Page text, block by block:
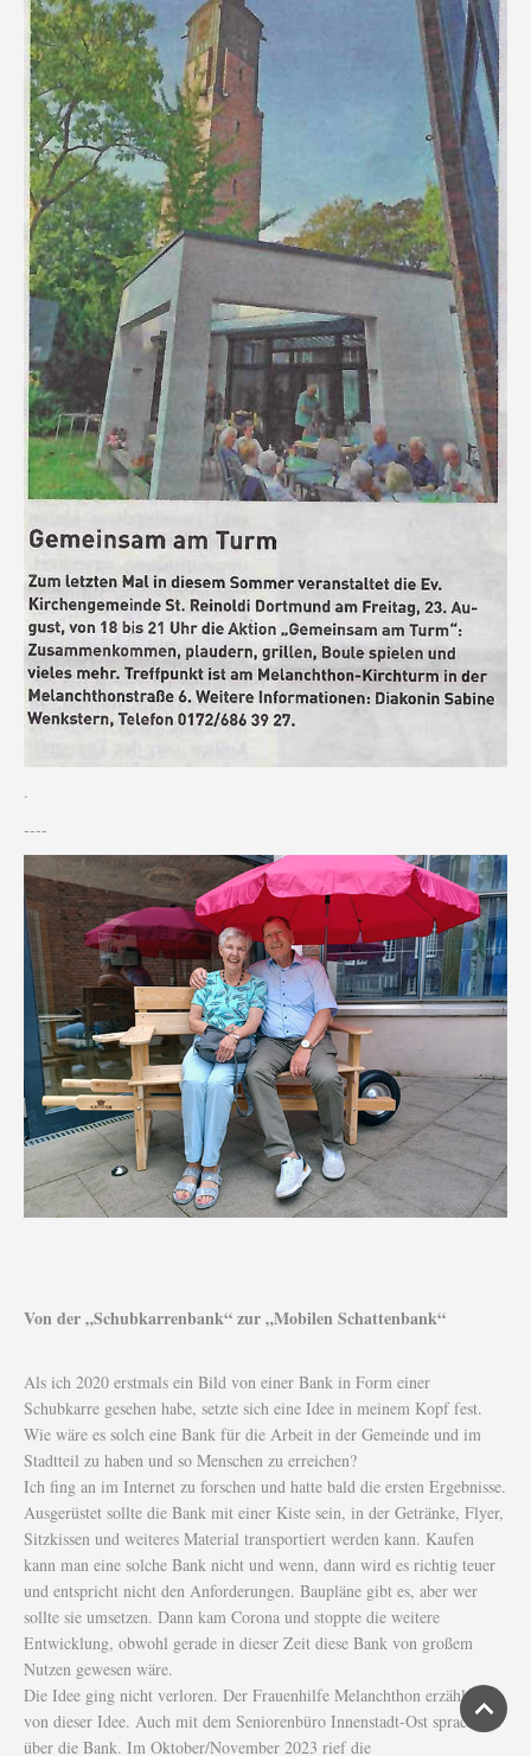
.
----
Von der „Schubkarrenbank“ zur „Mobilen Schattenbank“
Als ich 2020 erstmals ein Bild von einer Bank in Form einer
Schubkarre gesehen habe, setzte sich eine Idee in meinem Kopf fest.
Wie wäre es solch eine Bank für die Arbeit in der Gemeinde und im
Stadtteil zu haben und so Menschen zu erreichen?
Ich fing an im Internet zu forschen und hatte bald die ersten Ergebnisse.
Ausgerüstet sollte die Bank mit einer Kiste sein, in der Getränke, Flyer,
Sitzkissen und weiteres Material transportiert werden kann. Kaufen
kann man eine solche Bank nicht und wenn, dann wird es richtig teuer
und entspricht nicht den Anforderungen. Baupläne gibt es, aber wer
sollte sie umsetzen. Dann kam Corona und stoppte die weitere
Entwicklung, obwohl gerade in dieser Zeit diese Bank von großem
Nutzen gewesen wäre.
Die Idee ging nicht verloren. Der Frauenhilfe Melanchthon erzählte ich
von dieser Idee. Auch mit dem Seniorenbüro Innenstadt-Ost sprach ich
über die Bank. Im Oktober/November 2023 rief die